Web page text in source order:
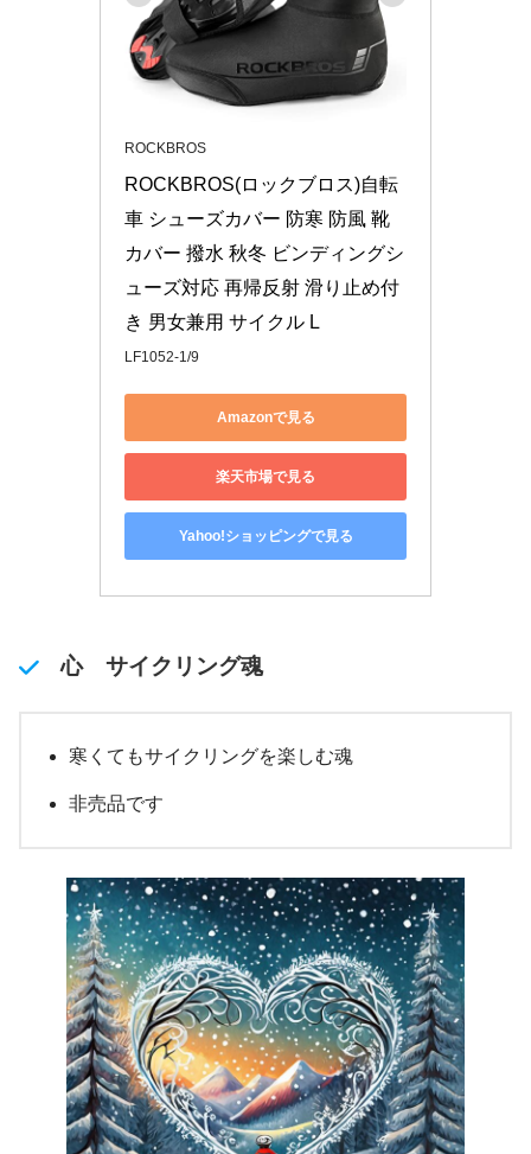
ROCKBROS
ROCKBROS(ロックブロス)自転
車 シューズカバー 防寒 防風 靴
カバー 撥水 秋冬 ビンディングシ
ューズ対応 再帰反射 滑り止め付
き 男女兼用 サイクル L
LF1052-1/9
Amazonで見る
楽天市場で見る
Yahoo!ショッピングで見る
心 サイクリング魂
寒くてもサイクリングを楽しむ魂
非売品です